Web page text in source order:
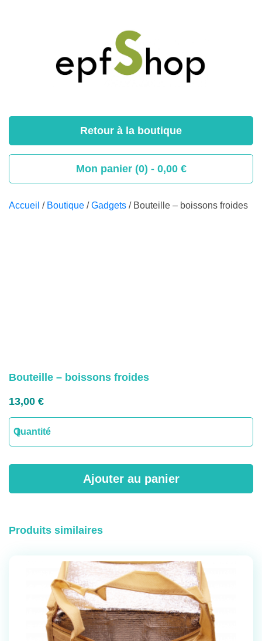
Retour à la boutique
Mon panier (0) - 0,00 €
Accueil / Boutique /Gadgets / Bouteille – boissons froides
Bouteille – boissons froides
13,00 €
Quantité
de
-
froides
Ajouter au panier
Produits similaires